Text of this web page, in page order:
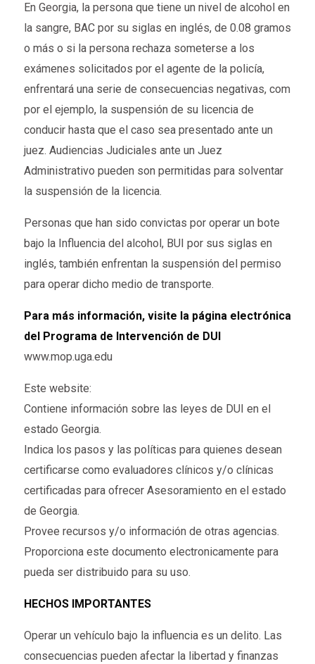
En Georgia, la persona que tiene un nivel de alcohol en
la sangre, BAC por su siglas en inglés, de 0.08 gramos
o más o si la persona rechaza someterse a los
exámenes solicitados por el agente de la policía,
enfrentará una serie de consecuencias negativas, com
por el ejemplo, la suspensión de su licencia de
conducir hasta que el caso sea presentado ante un
juez. Audiencias Judiciales ante un Juez
Administrativo pueden son permitidas para solventar
la suspensión de la licencia.
Personas que han sido convictas por operar un bote
bajo la Influencia del alcohol, BUI por sus siglas en
inglés, también enfrentan la suspensión del permiso
para operar dicho medio de transporte.
Para más información, visite la página electrónica
del Programa de Intervención de DUI
www.mop.uga.edu
Este website:
Contiene información sobre las leyes de DUI en el
estado Georgia.
Indica los pasos y las políticas para quienes desean
certificarse como evaluadores clínicos y/o clínicas
certificadas para ofrecer Asesoramiento en el estado
de Georgia.
Provee recursos y/o información de otras agencias.
Proporciona este documento electronicamente para
pueda ser distribuido para su uso.
HECHOS IMPORTANTES
Operar un vehículo bajo la influencia es un delito. Las
consecuencias pueden afectar la libertad y finanzas